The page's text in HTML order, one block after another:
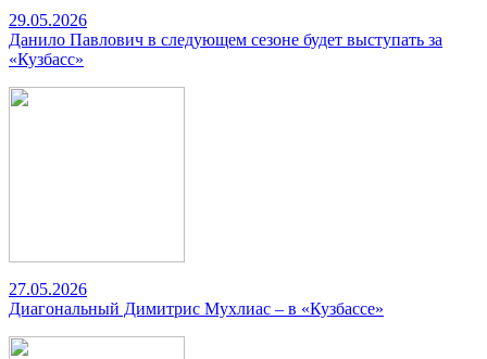
29.05.2026
Данило Павлович в следующем сезоне будет выступать за
«Кузбасс»
27.05.2026
Диагональный Димитрис Мухлиас – в «Кузбассе»